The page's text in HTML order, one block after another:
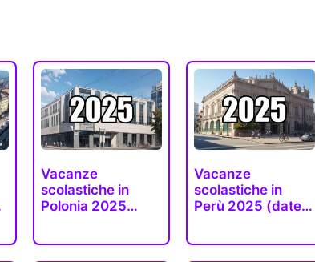
Vacanze
scolastiche in
Polonia 2025
Vacanze
scolastiche in
Perù 2025 (date